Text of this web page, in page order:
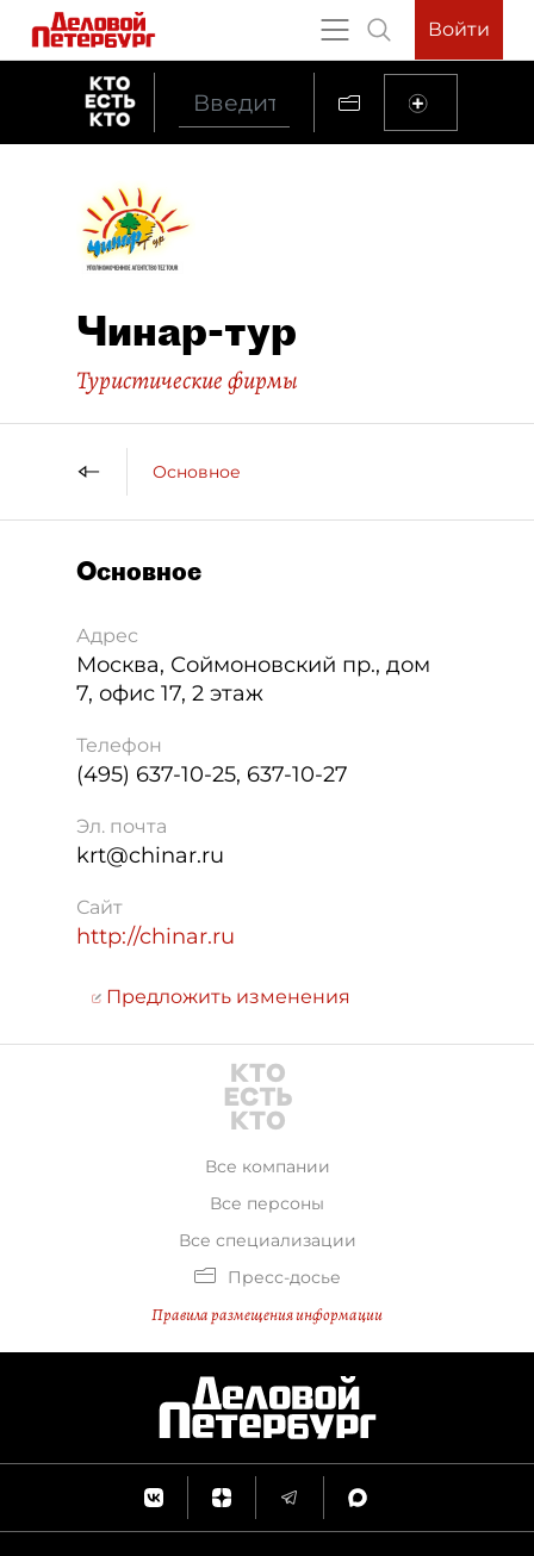
Войти
Чинар-тур
Туристические фирмы
Основное
Основное
Адрес
Москва, Соймоновский пр., дом
7, офис 17, 2 этаж
Телефон
(495) 637-10-25, 637-10-27
Эл. почта
krt@chinar.ru
Сайт
http://chinar.ru
Предложить изменения
Все компании
Все персоны
Все специализации
Пресс-досье
Правила размещения информации